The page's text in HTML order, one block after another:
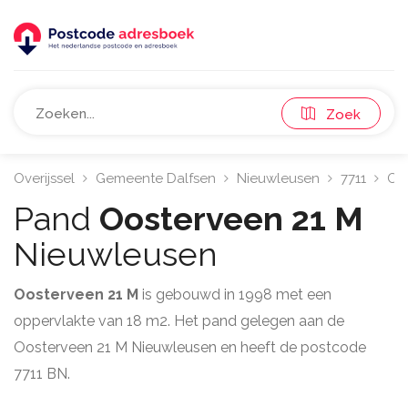
Zoek
Overijssel Gemeente Dalfsen Nieuwleusen 7711
Pand Oosterveen 21 M
Nieuwleusen
Oosterveen 21 M is gebouwd in 1998 met een
oppervlakte van 18 m2. Het pand gelegen aan de
Oosterveen 21 M Nieuwleusen en heeft de postcode
7711 BN.